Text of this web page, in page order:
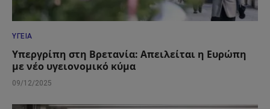
ΥΓΕΊΑ
Υπεργρίπη στη Βρετανία: Απειλείται η Ευρώπη
με νέο υγειονομικό κύμα
09/12/2025